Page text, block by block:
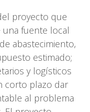
proyecto que
fuente local
abastecimiento,
estimado;
y logísticos
corto plazo dar
al problema